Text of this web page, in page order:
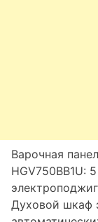
Варочная
HGV750BB1U:
Духовой шкаф